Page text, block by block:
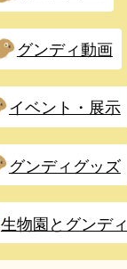
グンディ動画
イベント・展示
グンディグッズ
生物園とグンディ